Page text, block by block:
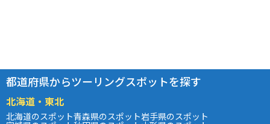
都道府県からツーリングスポットを探す
北海道・東北
北海道のスポット青森県のスポット岩手県のスポット